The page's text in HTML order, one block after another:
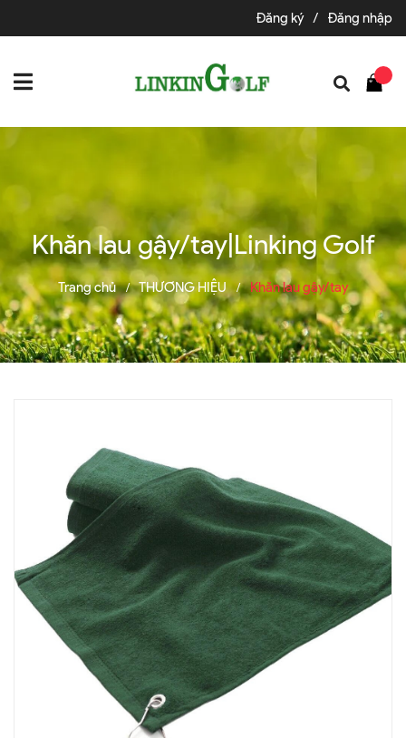
Đăng ký / Đăng nhập
Khăn lau gậy/tay|Linking Golf
Trang chủ / THƯƠNG HIỆU / Khăn lau gậy/tay